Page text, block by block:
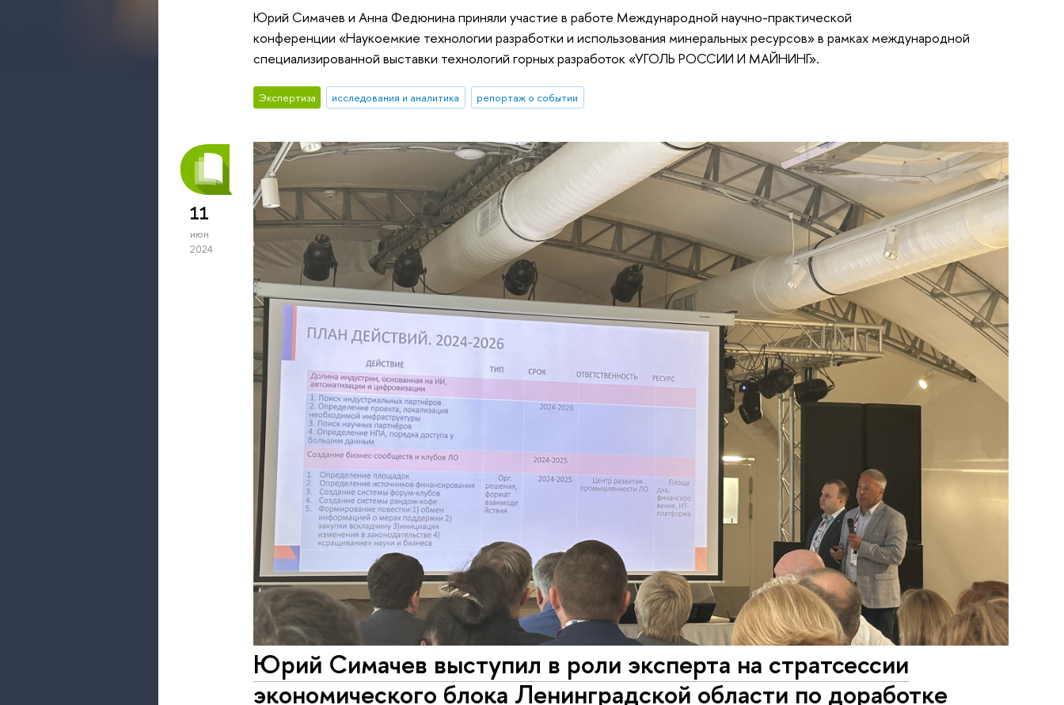
Юрий Симачев и Анна Федюнина приняли участие в работе Международной научно-практической
конференции «Наукоемкие технологии разработки и использования минеральных ресурсов» в рамках международной
специализированной выставки технологий горных разработок «УГОЛЬ РОССИИ И МАЙНИНГ».
Экспертиза исследования и аналитика репортаж о событии
11
июн
2024
Юрий Симачев выступил в роли эксперта на стратсессии
экономического блока Ленинградской области по доработке